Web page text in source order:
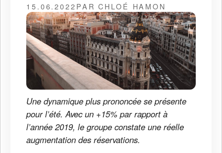
15.06.2022PAR CHLOÉ HAMON
Une dynamique plus prononcée se présente
pour l’été. Avec un +15% par rapport à
l’année 2019, le groupe constate une réelle
augmentation des réservations.